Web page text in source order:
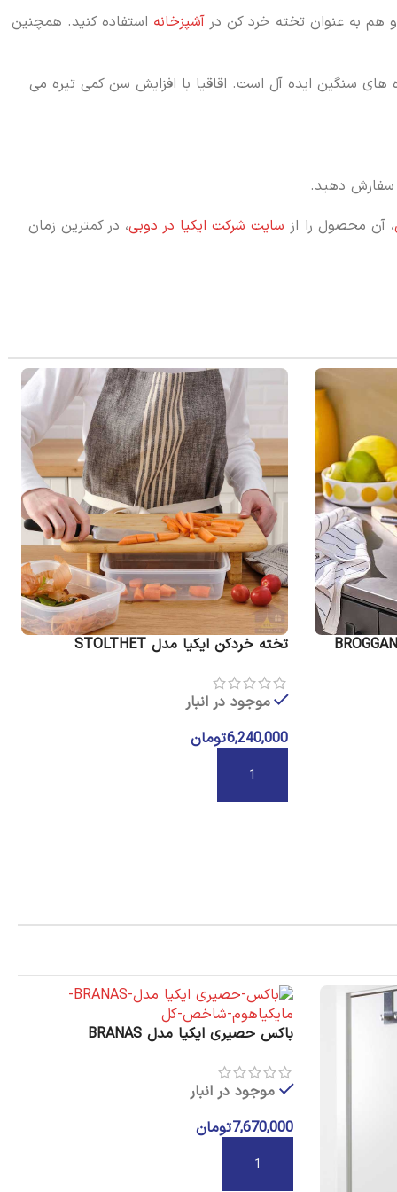
هم به عنوان تخته خرد کن در آشپزخانه استفاده کنید. همچنین
های سنگین ایده آل است. اقاقیا با افزایش سن کمی تیره می
دهید.
، آن محصول را از سایت شرکت ایکیا در دوبی، در کمترین زمان
تخته خردکن ایکیا مدل STOLTHET
موجود در انبار
6,240,000تومان
افزودن به سبد خرید
باکس حصیری ایکیا مدل BRANAS
موجود در انبار
7,670,000تومان
افزودن به سبد خرید